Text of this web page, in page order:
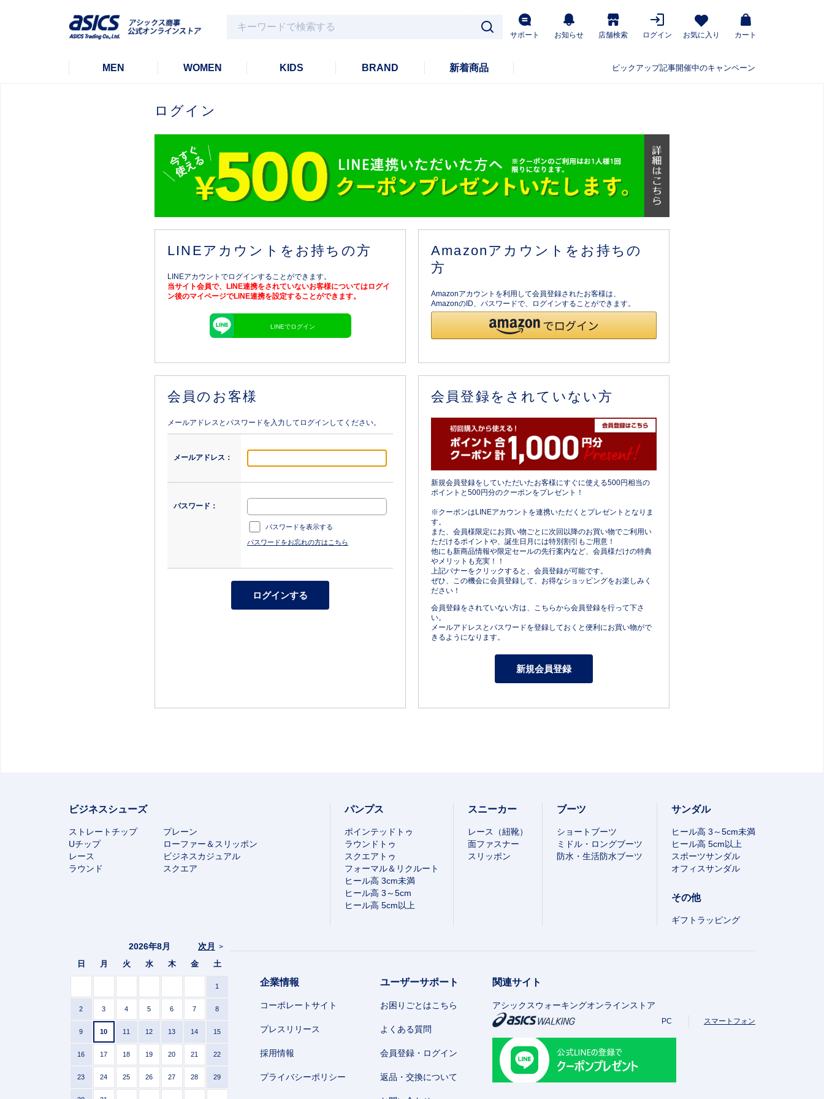
サポート お知らせ 店舗検索 ログイン お気に入り カート
MEN WOMEN KIDS BRAND 新着商品 ピックアップ記事開催中のキャンペーン
ログイン
LINEアカウントをお持ちの方
LINEアカウントでログインすることができます。
当サイト会員で、LINE連携をされていないお客様についてはログイ
ン後のマイページでLINE連携を設定することができます。
LINEでログイン
Amazonアカウントをお持ちの
方
Amazonアカウントを利用して会員登録されたお客様は、
AmazonのID、パスワードで、ログインすることができます。
会員のお客様
メールアドレスとパスワードを入力してログインしてください。
メールアドレス：
パスワード：
パスワードを表示する
パスワードをお忘れの方はこちら
会員登録をされていない方
新規会員登録をしていただいたお客様にすぐに使える500円相当の
ポイントと500円分のクーポンをプレゼント！
※クーポンはLINEアカウントを連携いただくとプレゼントとなりま
す。
また、会員様限定にお買い物ごとに次回以降のお買い物でご利用い
ただけるポイントや、誕生日月には特別割引もご用意！
他にも新商品情報や限定セールの先行案内など、会員様だけの特典
やメリットも充実！！
上記バナーをクリックすると、会員登録が可能です。
ぜひ、この機会に会員登録して、お得なショッピングをお楽しみく
ださい！
会員登録をされていない方は、こちらから会員登録を行って下さ
い。
メールアドレスとパスワードを登録しておくと便利にお買い物がで
きるようになります。
ビジネスシューズ
ストレートチップ
プレーン
Uチップ
ローファー＆スリッポン
レース
ビジネスカジュアル
ラウンド
スクエア
パンプス
ポインテッドトゥ
ラウンドトゥ
スクエアトゥ
フォーマル＆リクルート
ヒール高 3cm未満
ヒール高 3～5cm
ヒール高 5cm以上
スニーカー
レース（紐靴）
面ファスナー
スリッポン
ブーツ
ショートブーツ
ミドル・ロングブーツ
防水・生活防水ブーツ
サンダル
ヒール高 3～5cm未満
ヒール高 5cm以上
スポーツサンダル
オフィスサンダル
その他
ギフトラッピング
次月 >
2026年8月
日 月 火 水 木 金 土
1
2 3 4 5 6 7 8
9 10 11 12 13 14 15
16 17 18 19 20 21 22
23 24 25 26 27 28 29
企業情報
コーポレートサイト
プレスリリース
採用情報
プライバシーポリシー
ユーザーサポート
お困りごとはこちら
よくある質問
会員登録・ログイン
返品・交換について
関連サイト
アシックスウォーキングオンラインストア
PC スマートフォン